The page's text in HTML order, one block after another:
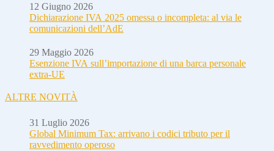
12 Giugno 2026
Dichiarazione IVA 2025 omessa o incompleta: al via le
comunicazioni dell’AdE
29 Maggio 2026
Esenzione IVA sull’importazione di una barca personale
extra-UE
ALTRE NOVITÀ
31 Luglio 2026
Global Minimum Tax: arrivano i codici tributo per il
ravvedimento operoso